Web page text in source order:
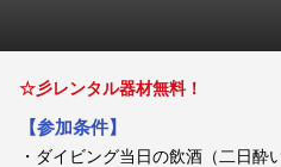
☆彡レンタル器材無料！
【参加条件】
・ダイビング当日の飲酒（二日酔